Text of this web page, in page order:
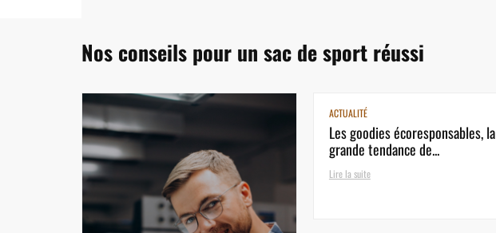
Nos conseils pour un sac de sport réussi
ACTUALITÉ
Les goodies écoresponsables, la
grande tendance de...
Lire la suite